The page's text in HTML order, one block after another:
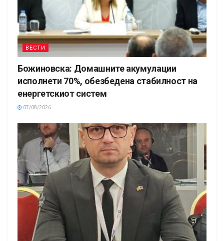
ВЕСТИ
Божиновска: Домашните акумулации
исполнети 70%, обезбедена стабилност на
енергетскиот систем
07/08/2026